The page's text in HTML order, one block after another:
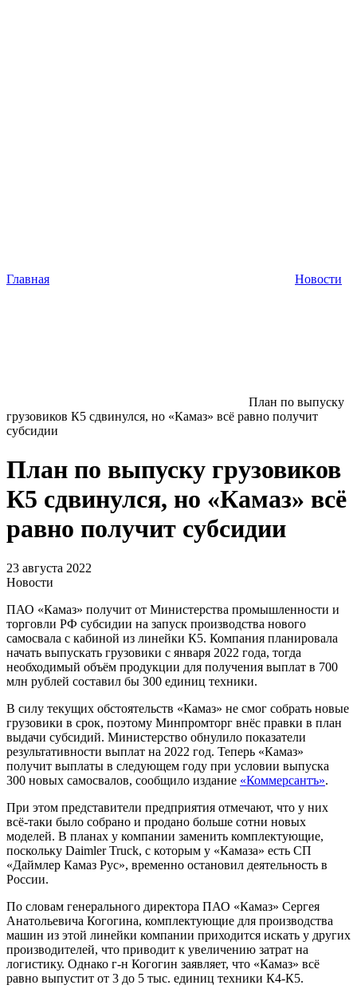
Главная Новости
План по выпуску
грузовиков К5 сдвинулся, но «Камаз» всё равно получит
субсидии
План по выпуску грузовиков
К5 сдвинулся, но «Камаз» всё
равно получит субсидии
23 августа 2022
Новости
ПАО «Камаз» получит от Министерства промышленности и
торговли РФ субсидии на запуск производства нового
самосвала с кабиной из линейки К5. Компания планировала
начать выпускать грузовики с января 2022 года, тогда
необходимый объём продукции для получения выплат в 700
млн рублей составил бы 300 единиц техники.
В силу текущих обстоятельств «Камаз» не смог собрать новые
грузовики в срок, поэтому Минпромторг внёс правки в план
выдачи субсидий. Министерство обнулило показатели
результативности выплат на 2022 год. Теперь «Камаз»
получит выплаты в следующем году при условии выпуска
300 новых самосвалов, сообщило издание «Коммерсантъ».
При этом представители предприятия отмечают, что у них
всё-таки было собрано и продано больше сотни новых
моделей. В планах у компании заменить комплектующие,
поскольку Daimler Truck, с которым у «Камаза» есть СП
«Даймлер Камаз Рус», временно остановил деятельность в
России.
По словам генерального директора ПАО «Камаз» Сергея
Анатольевича Когогина, комплектующие для производства
машин из этой линейки компании приходится искать у других
производителей, что приводит к увеличению затрат на
логистику. Однако г-н Когогин заявляет, что «Камаз» всё
равно выпустит от 3 до 5 тыс. единиц техники К4-К5.